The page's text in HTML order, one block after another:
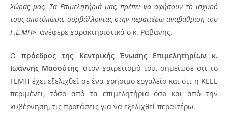
Χώρας μας. Τα Επιμελητήριά μας, πρέπει να αφήσουν το ισχυρό
τους αποτύπωμα, συμβάλλοντας στην περαιτέρω αναβάθμιση του
Γ.Ε.ΜΗ», ανέφερε χαρακτηριστικά ο κ. Ραβάνης.
Οπρόεδρος της Κεντρικής Ένωσης Επιμελητηρίων κ.
Ιωάννης Μασούτης, στον χαιρετισμό του, σημείωσε ότι το
ΓΕΜΗ έχει εξελιχθεί σε ένα χρήσιμο εργαλείο και ότι η ΚΕΕΕ
περιμένει, τόσο από τα επιμελητήρια όσο και από την
κυβέρνηση, τις προτάσεις για να εξελιχθεί περαιτέρω.